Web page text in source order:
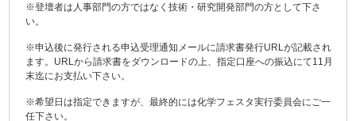
※登壇者は人事部門の方ではなく技術・研究開発部門の方として下さ
い。
※申込後に発行される申込受理通知メールに請求書発行URLが記載され
ます。URLから請求書をダウンロードの上、指定口座への振込にて11月
末迄にお支払い下さい。
※希望日は指定できますが、最終的には化学フェスタ実行委員会にご一
任下さい。